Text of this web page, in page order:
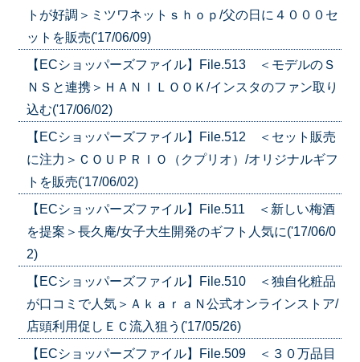
トが好調＞ミツワネットｓｈｏｐ/父の日に４０００セ
ットを販売('17/06/09)
【ECショッパーズファイル】File.513 ＜モデルのＳ
ＮＳと連携＞ＨＡＮＩＬＯＯＫ/インスタのファン取り
込む('17/06/02)
【ECショッパーズファイル】File.512 ＜セット販売
に注力＞ＣＯＵＰＲＩＯ（クプリオ）/オリジナルギフ
トを販売('17/06/02)
【ECショッパーズファイル】File.511 ＜新しい梅酒
を提案＞長久庵/女子大生開発のギフト人気に('17/06/0
2)
【ECショッパーズファイル】File.510 ＜独自化粧品
が口コミで人気＞ＡｋａｒａＮ公式オンラインストア/
店頭利用促しＥＣ流入狙う('17/05/26)
【ECショッパーズファイル】File.509 ＜３０万品目